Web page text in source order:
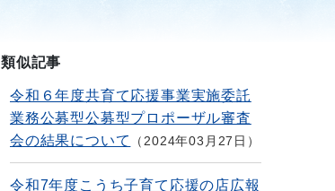
類似記事
令和６年度共育て応援事業実施委託
業務公募型公募型プロポーザル審査
会の結果について
2024年03月27日
令和7年度こうち子育て応援の店広報